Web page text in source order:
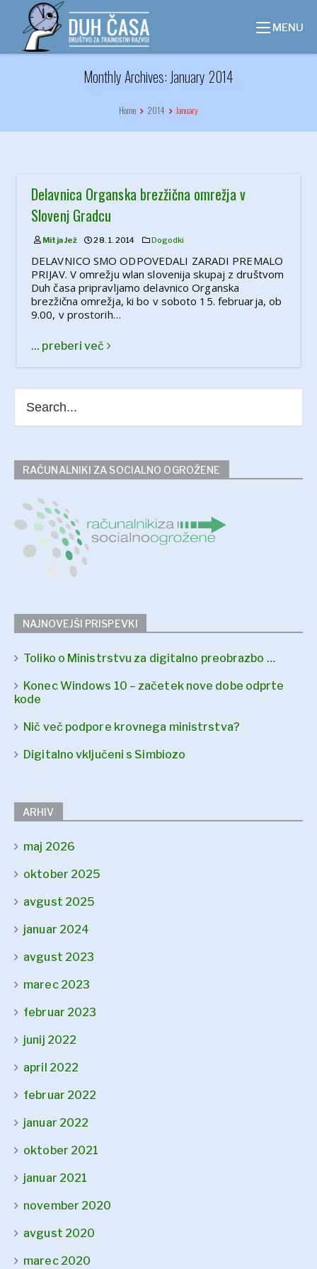
content
MENU
Monthly Archives: January 2014
Home 2014 January
Delavnica Organska brezžična omrežja v
Slovenj Gradcu
Mitja Jež 28. 1. 2014 Dogodki
DELAVNICO SMO ODPOVEDALI ZARADI PREMALO
PRIJAV. V omrežju wlan slovenija skupaj z društvom
Duh časa pripravljamo delavnico Organska
brezžična omrežja, ki bo v soboto 15. februarja, ob
9.00, v prostorih…
... preberi več
RAČUNALNIKI ZA SOCIALNO OGROŽENE
NAJNOVEJŠI PRISPEVKI
Toliko o Ministrstvu za digitalno preobrazbo …
Konec Windows 10 – začetek nove dobe odprte
kode
Nič več podpore krovnega ministrstva?
Digitalno vključeni s Simbiozo
ARHIV
maj 2026
oktober 2025
avgust 2025
januar 2024
avgust 2023
marec 2023
februar 2023
junij 2022
april 2022
februar 2022
januar 2022
oktober 2021
januar 2021
november 2020
avgust 2020
marec 2020